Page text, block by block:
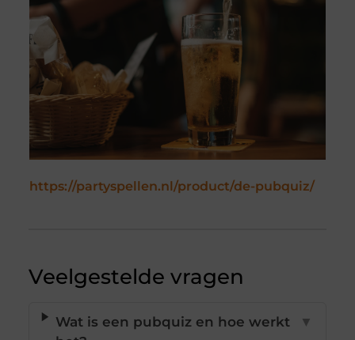
https://partyspellen.nl/product/de-pubquiz/
Veelgestelde vragen
Wat is een pubquiz en hoe werkt
▼